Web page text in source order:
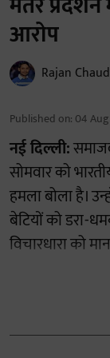
आरोप
Rajan
Published on: 04
नई दिल्ली:
सोमवार को
हमला बोला है।
बेटियों को डरा-
विचारधारा को